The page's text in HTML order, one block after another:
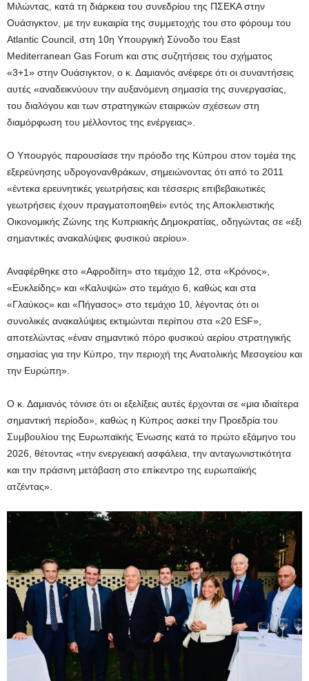
Μιλώντας, κατά τη διάρκεια του συνεδρίου της ΠΣΕΚΑ στην
Ουάσιγκτον, με την ευκαιρία της συμμετοχής του στο φόρουμ του
Atlantic Council, στη 10η Υπουργική Σύνοδο του East
Mediterranean Gas Forum και στις συζητήσεις του σχήματος
«3+1» στην Ουάσιγκτον, ο κ. Δαμιανός ανέφερε ότι οι συναντήσεις
αυτές «αναδεικνύουν την αυξανόμενη σημασία της συνεργασίας,
του διαλόγου και των στρατηγικών εταιρικών σχέσεων στη
διαμόρφωση του μέλλοντος της ενέργειας».
Ο Υπουργός παρουσίασε την πρόοδο της Κύπρου στον τομέα της
εξερεύνησης υδρογονανθράκων, σημειώνοντας ότι από το 2011
«έντεκα ερευνητικές γεωτρήσεις και τέσσερις επιβεβαιωτικές
γεωτρήσεις έχουν πραγματοποιηθεί» εντός της Αποκλειστικής
Οικονομικής Ζώνης της Κυπριακής Δημοκρατίας, οδηγώντας σε «έξι
σημαντικές ανακαλύψεις φυσικού αερίου».
Αναφέρθηκε στο «Αφροδίτη» στο τεμάχιο 12, στα «Κρόνος»,
«Ευκλείδης» και «Καλυψώ» στο τεμάχιο 6, καθώς και στα
«Γλαύκος» και «Πήγασος» στο τεμάχιο 10, λέγοντας ότι οι
συνολικές ανακαλύψεις εκτιμώνται περίπου στα «20 ESF»,
αποτελώντας «έναν σημαντικό πόρο φυσικού αερίου στρατηγικής
σημασίας για την Κύπρο, την περιοχή της Ανατολικής Μεσογείου και
την Ευρώπη».
Ο κ. Δαμιανός τόνισε ότι οι εξελίξεις αυτές έρχονται σε «μια ιδιαίτερα
σημαντική περίοδο», καθώς η Κύπρος ασκεί την Προεδρία του
Συμβουλίου της Ευρωπαϊκής Ένωσης κατά το πρώτο εξάμηνο του
2026, θέτοντας «την ενεργειακή ασφάλεια, την ανταγωνιστικότητα
και την πράσινη μετάβαση στο επίκεντρο της ευρωπαϊκής
ατζέντας».